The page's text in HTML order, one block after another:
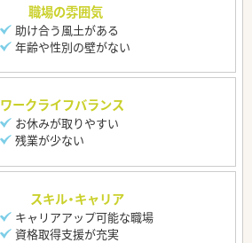
職場の雰囲気
助け合う風土がある
年齢や性別の壁がない
ワークライフバランス
お休みが取りやすい
残業が少ない
スキル・キャリア
キャリアアップ可能な職場
資格取得支援が充実